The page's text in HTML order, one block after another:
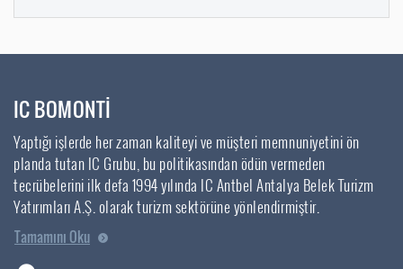
IC BOMONTİ
Yaptığı işlerde her zaman kaliteyi ve müşteri memnuniyetini ön
planda tutan IC Grubu, bu politikasından ödün vermeden
tecrübelerini ilk defa 1994 yılında IC Antbel Antalya Belek Turizm
Yatırımları A.Ş. olarak turizm sektörüne yönlendirmiştir.
Tamamını Oku